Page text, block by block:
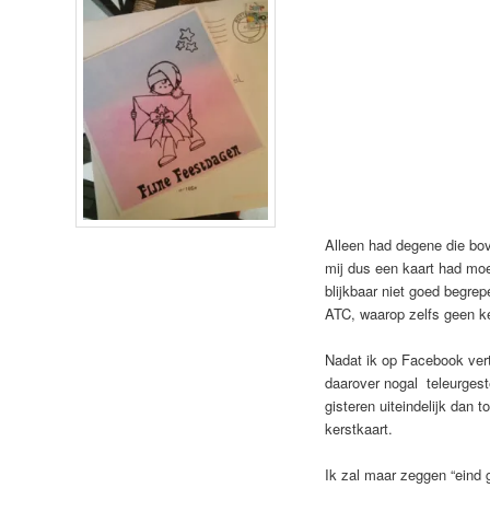
Alleen had degene die
mij dus een kaart had
blijkbaar niet goed
ATC, waarop zelfs geen
Nadat ik op Facebook
daarover nogal
gisteren uiteindelijk dan
kerstkaart.
Ik zal maar zeggen “eind